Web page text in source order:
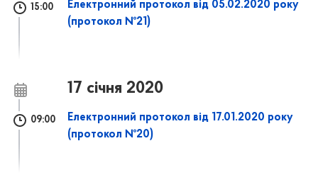
15:00
Електронний протокол від 05.02.2020 року
(протокол №21)
17 січня 2020
09:00
Електронний протокол від 17.01.2020 року
(протокол №20)